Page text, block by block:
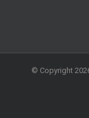
© Copyright